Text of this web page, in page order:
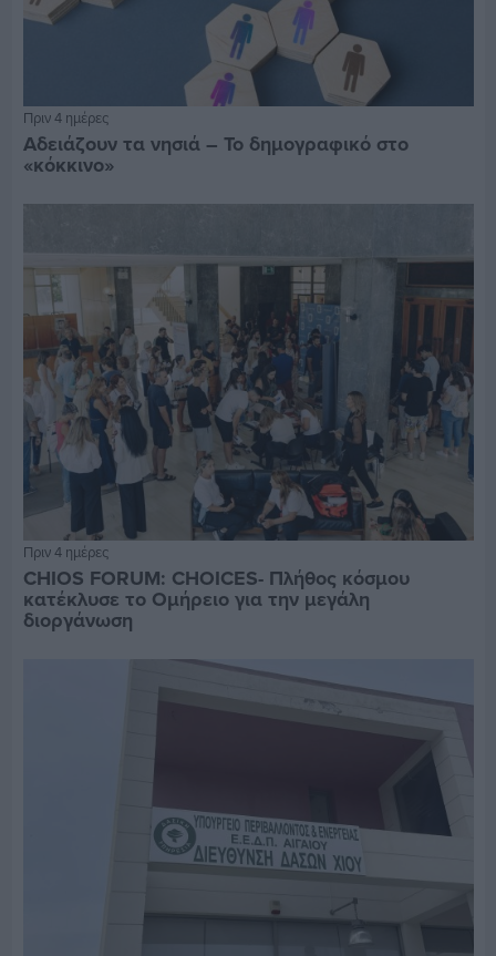
Πριν 4 ημέρες
Αδειάζουν τα νησιά – Το δημογραφικό στο
«κόκκινο»
Πριν 4 ημέρες
CHIOS FORUM: CHOICES- Πλήθος κόσμου
κατέκλυσε το Ομήρειο για την μεγάλη
διοργάνωση